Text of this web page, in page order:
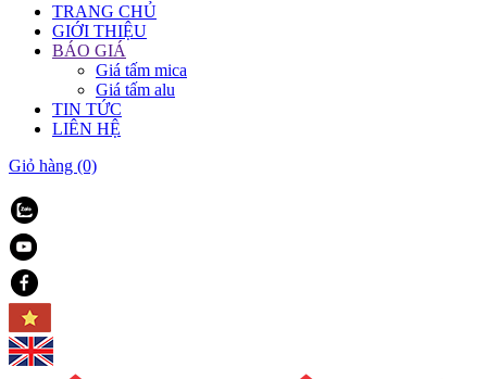
TRANG CHỦ
GIỚI THIỆU
BÁO GIÁ
Giá tấm mica
Giá tấm alu
TIN TỨC
LIÊN HỆ
Giỏ hàng (0)